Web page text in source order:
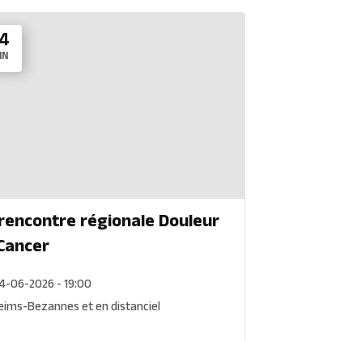
régionale Douleur
06-2026 - 19:00
Bezannes et en distanciel